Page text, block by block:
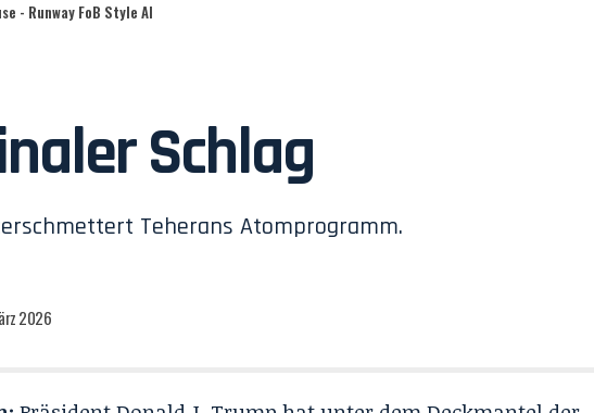
- Runway FoB Style AI
Schlag
Teherans Atomprogramm.
2026